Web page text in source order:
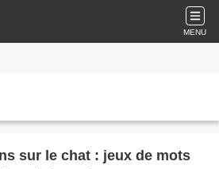
MENU
sur le chat : jeux de mots